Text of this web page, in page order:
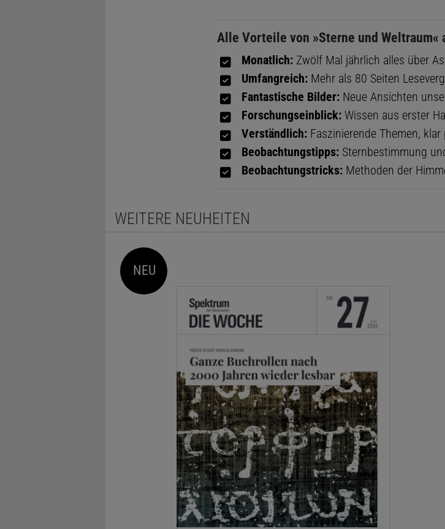
Alle Vorteile von »Sterne und Weltraum«
Monatlich:Zwölf Mal jährlich alles über
Umfangreich:Mehr als 80 Seiten
Fantastische Bilder:Neue Ansichten
Forschungseinblick:Wissen aus erster
Verständlich:Faszinierende Themen, klar
Beobachtungstipps:Sternbestimmung
Beobachtungstricks:Methoden der
WEITERE NEUHEITEN
NEU